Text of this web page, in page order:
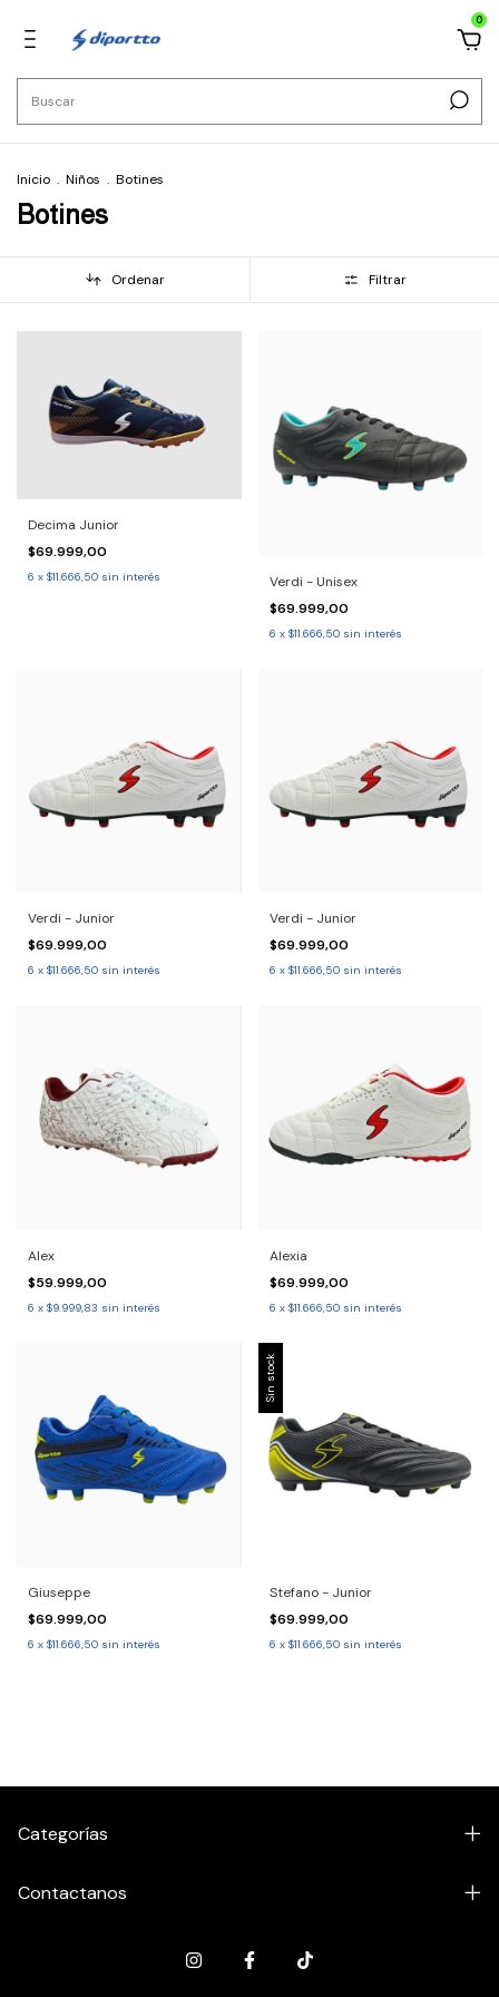
0
Inicio . Niños . Botines
Botines
Ordenar Filtrar
Decima Junior
$69.999,00
6 x $11.666,50 sin interés
Verdi - Unisex
$69.999,00
6 x $11.666,50 sin interés
Verdi - Junior
$69.999,00
6 x $11.666,50 sin interés
Verdi - Junior
$69.999,00
6 x $11.666,50 sin interés
Alex
$59.999,00
6 x $9.999,83 sin interés
Alexia
$69.999,00
6 x $11.666,50 sin interés
Giuseppe
$69.999,00
6 x $11.666,50 sin interés
Sin stock
Stefano - Junior
$69.999,00
6 x $11.666,50 sin interés
Categorías
Contactanos